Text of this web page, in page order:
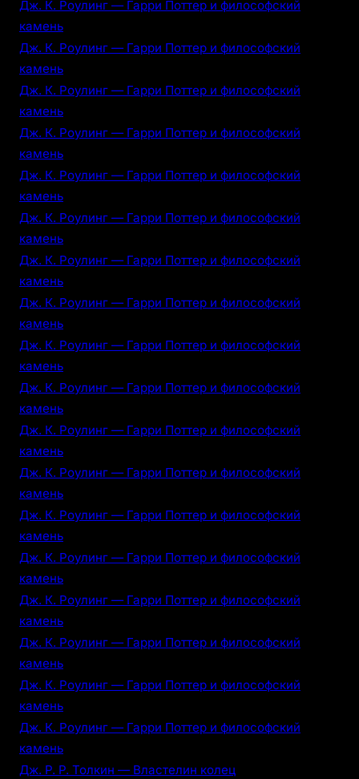
Дж. К. Роулинг — Гарри Поттер и философский
камень
Дж. К. Роулинг — Гарри Поттер и философский
камень
Дж. К. Роулинг — Гарри Поттер и философский
камень
Дж. К. Роулинг — Гарри Поттер и философский
камень
Дж. К. Роулинг — Гарри Поттер и философский
камень
Дж. К. Роулинг — Гарри Поттер и философский
камень
Дж. К. Роулинг — Гарри Поттер и философский
камень
Дж. К. Роулинг — Гарри Поттер и философский
камень
Дж. К. Роулинг — Гарри Поттер и философский
камень
Дж. К. Роулинг — Гарри Поттер и философский
камень
Дж. К. Роулинг — Гарри Поттер и философский
камень
Дж. К. Роулинг — Гарри Поттер и философский
камень
Дж. К. Роулинг — Гарри Поттер и философский
камень
Дж. К. Роулинг — Гарри Поттер и философский
камень
Дж. К. Роулинг — Гарри Поттер и философский
камень
Дж. К. Роулинг — Гарри Поттер и философский
камень
Дж. К. Роулинг — Гарри Поттер и философский
камень
Дж. К. Роулинг — Гарри Поттер и философский
камень
Дж. Р. Р. Толкин — Властелин колец